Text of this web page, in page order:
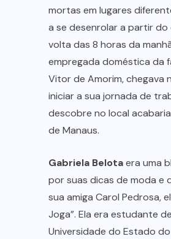
mortas em lugares
a se desenrolar a partir do
volta das 8 horas da
empregada doméstica da
Vitor de Amorim, chegava
iniciar a sua jornada de
descobre no local
de Manaus.
Gabriela Belotaera uma
por suas dicas de moda e
sua amiga Carol Pedrosa,
Joga”. Ela era estudante
Universidade do Estado